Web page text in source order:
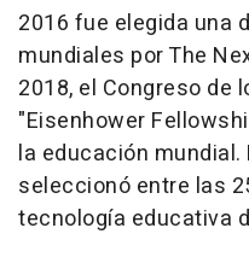
2016 fue elegida una
mundiales por The
2018, el Congreso de
"Eisenhower
la educación mundial.
seleccionó entre las
tecnología educativa